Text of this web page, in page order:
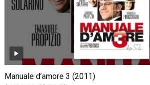
Manuale d’amore 3 (2011)